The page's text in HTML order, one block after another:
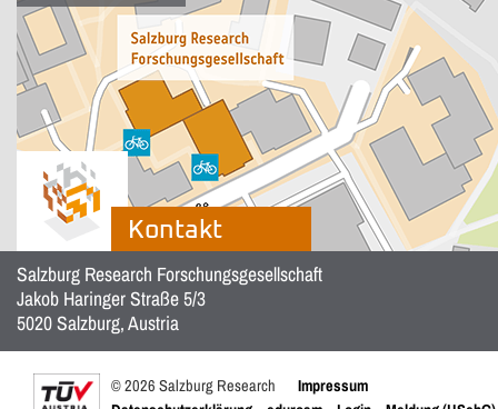
Kontakt
Salzburg Research Forschungsgesellschaft
Jakob Haringer Straße 5/3
5020 Salzburg, Austria
© 2026 Salzburg Research
Impressum